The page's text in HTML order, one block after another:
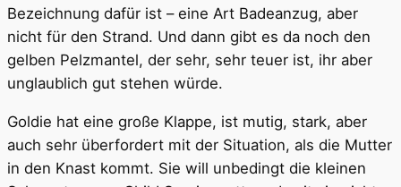
Bezeichnung dafür ist – eine Art Badeanzug, aber
nicht für den Strand. Und dann gibt es da noch den
gelben Pelzmantel, der sehr, sehr teuer ist, ihr aber
unglaublich gut stehen würde.
Goldie hat eine große Klappe, ist mutig, stark, aber
auch sehr überfordert mit der Situation, als die Mutter
in den Knast kommt. Sie will unbedingt die kleinen